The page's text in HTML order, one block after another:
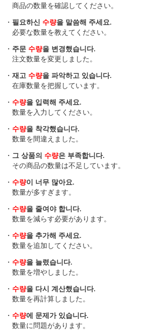
商品の数量を確認してください。
・ 필요하신 수량을 말씀해 주세요.
必要な数量を教えてください。
・ 주문 수량을 변경했습니다.
注文数量を変更しました。
・ 재고 수량을 파악하고 있습니다.
在庫数量を把握しています。
・ 수량을 입력해 주세요.
数量を入力してください。
・ 수량을 착각했습니다.
数量を間違えました。
・ 그 상품의 수량은 부족합니다.
その商品の数量は不足しています。
・ 수량이 너무 많아요.
数量が多すぎます。
・ 수량을 줄여야 합니다.
数量を減らす必要があります。
・ 수량을 추가해 주세요.
数量を追加してください。
・ 수량을 늘렸습니다.
数量を増やしました。
・ 수량을 다시 계산했습니다.
数量を再計算しました。
・ 수량에 문제가 있습니다.
数量に問題があります。